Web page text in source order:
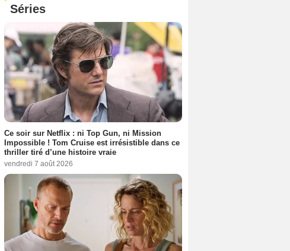
Séries
Ce soir sur Netflix : ni Top Gun, ni Mission
Impossible ! Tom Cruise est irrésistible dans ce
thriller tiré d’une histoire vraie
vendredi 7 août 2026